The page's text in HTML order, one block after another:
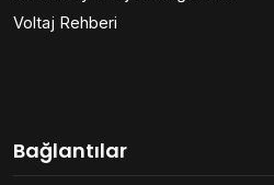
Voltaj Rehberi
Bağlantılar